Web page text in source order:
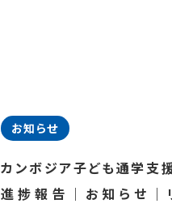
お知らせ
カンボジア子ども通学支
進捗報告｜お知らせ｜